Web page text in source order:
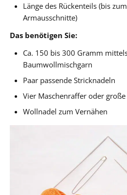
Länge des Rückenteils (bis
Armausschnitte)
Das benötigen Sie:
Ca. 150 bis 300 Gramm
Baumwollmischgarn
Paar passende Stricknadeln
Vier Maschenraffer oder
Wollnadel zum Vernähen